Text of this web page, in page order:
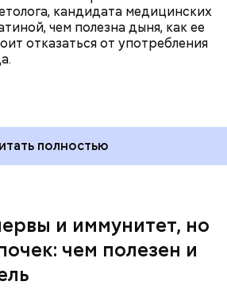
кандидата медицинских
чем полезна дыня, как ее
отказаться от употребления
полностью
и иммунитет, но
чем полезен и
болеет мочекаменной
не рекомендуется. При
здоровому человеку
щавель в рацион несколько
на сковороде.
нужно не разжижать
коагулировать, то нужно